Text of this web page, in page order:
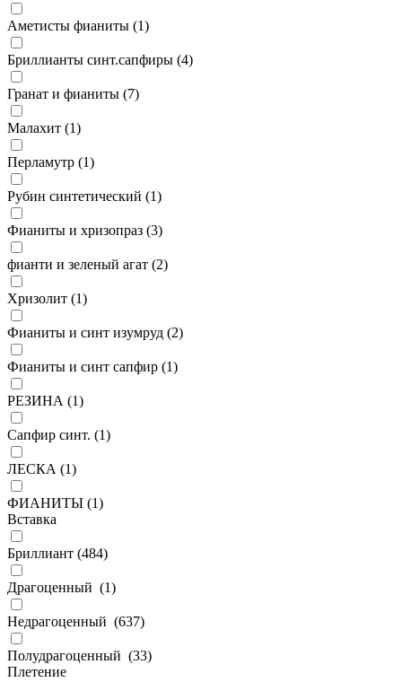
Аметисты фианиты (1)
Бриллианты синт.сапфиры (4)
Гранат и фианиты (7)
Малахит (1)
Перламутр (1)
Рубин синтетический (1)
Фианиты и хризопраз (3)
фианти и зеленый агат (2)
Хризолит (1)
Фианиты и синт изумруд (2)
Фианиты и синт сапфир (1)
РЕЗИНА (1)
Сапфир синт. (1)
ЛЕСКА (1)
ФИАНИТЫ (1)
Вставка
Бриллиант (484)
Драгоценный (1)
Недрагоценный (637)
Полудрагоценный (33)
Плетение